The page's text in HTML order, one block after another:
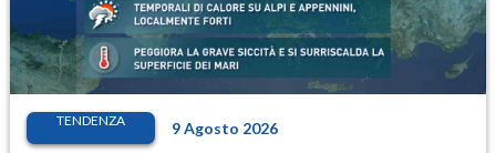
TENDENZA 9 Agosto 2026